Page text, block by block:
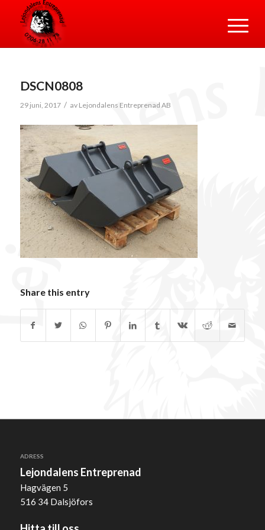
DSCN0808
29 juni, 2017 / av Lejondalens Entreprenad AB
Share this entry
ADRESS
Lejondalens Entreprenad
Hagvägen 5
516 34 Dalsjöfors